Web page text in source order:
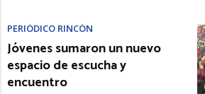
PERIÓDICO RINCÓN
Jóvenes sumaron un nuevo
espacio de escucha y
encuentro